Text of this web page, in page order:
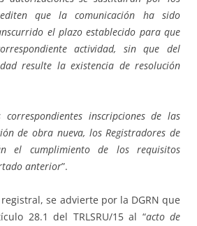
que la comunicación ha sido
el plazo establecido para que
actividad, sin que del
resulte la existencia de resolución
inscripciones de las
de obra nueva, los Registradores de
el cumplimiento de los requisitos
anterior”.
se advierte por la DGRN que
28.1 del TRLSRU/15 al “acto de